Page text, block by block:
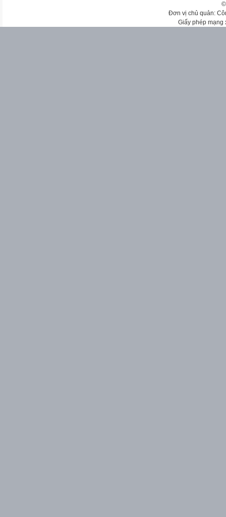
Đơn vị chủ quản:
Giấy phép mạng